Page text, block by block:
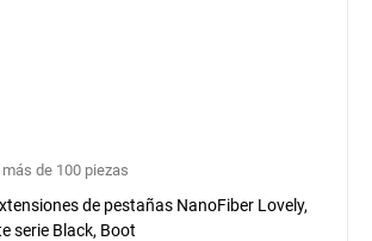
más de 100 piezas
de pestañas NanoFiber Lovely,
serie Black, Boot